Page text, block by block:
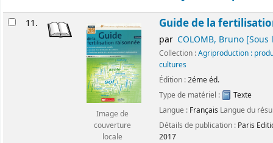
11.
Image de
couverture
locale
Guide de la
par COLOMB, Bruno[Sous
Collection :Agriproduction :
cultures
Édition :2éme éd.
Type de matériel :
Texte
Langue : Français Langue du
Détails de publication : Paris
2017